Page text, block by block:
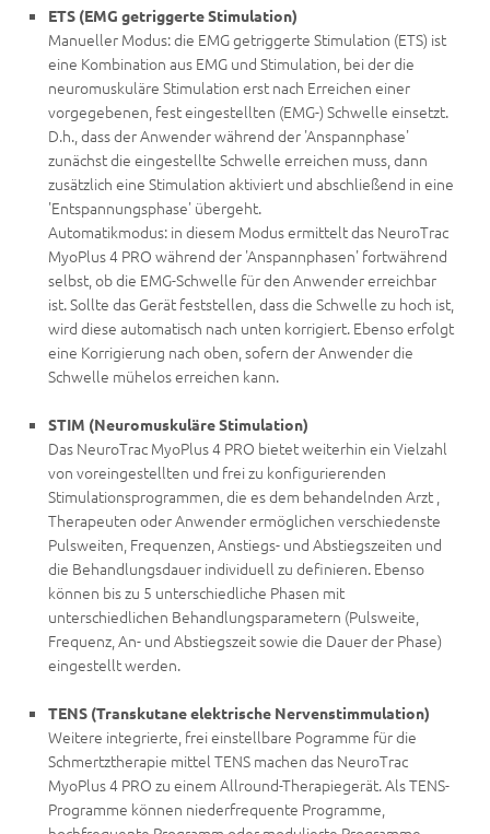
ETS (EMG getriggerte Stimulation)
Manueller Modus: die EMG getriggerte Stimulation (ETS) ist
eine Kombination aus EMG und Stimulation, bei der die
neuromuskuläre Stimulation erst nach Erreichen einer
vorgegebenen, fest eingestellten (EMG-) Schwelle einsetzt.
D.h., dass der Anwender während der 'Anspannphase'
zunächst die eingestellte Schwelle erreichen muss, dann
zusätzlich eine Stimulation aktiviert und abschließend in eine
'Entspannungsphase' übergeht.
Automatikmodus: in diesem Modus ermittelt das NeuroTrac
MyoPlus 4 PRO während der 'Anspannphasen' fortwährend
selbst, ob die EMG-Schwelle für den Anwender erreichbar
ist. Sollte das Gerät feststellen, dass die Schwelle zu hoch ist,
wird diese automatisch nach unten korrigiert. Ebenso erfolgt
eine Korrigierung nach oben, sofern der Anwender die
Schwelle mühelos erreichen kann.
STIM (Neuromuskuläre Stimulation)
Das NeuroTrac MyoPlus 4 PRO bietet weiterhin ein Vielzahl
von voreingestellten und frei zu konfigurierenden
Stimulationsprogrammen, die es dem behandelnden Arzt ,
Therapeuten oder Anwender ermöglichen verschiedenste
Pulsweiten, Frequenzen, Anstiegs- und Abstiegszeiten und
die Behandlungsdauer individuell zu definieren. Ebenso
können bis zu 5 unterschiedliche Phasen mit
unterschiedlichen Behandlungsparametern (Pulsweite,
Frequenz, An- und Abstiegszeit sowie die Dauer der Phase)
eingestellt werden.
TENS (Transkutane elektrische Nervenstimmulation)
Weitere integrierte, frei einstellbare Pogramme für die
Schmertztherapie mittel TENS machen das NeuroTrac
MyoPlus 4 PRO zu einem Allround-Therapiegerät. Als TENS-
Programme können niederfrequente Programme,